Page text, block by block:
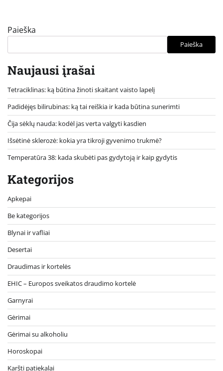
Paieška
Paieška
Naujausi įrašai
Tetraciklinas: ką būtina žinoti skaitant vaisto lapelį
Padidėjęs bilirubinas: ką tai reiškia ir kada būtina sunerimti
Čija sėklų nauda: kodėl jas verta valgyti kasdien
Išsėtinė sklerozė: kokia yra tikroji gyvenimo trukmė?
Temperatūra 38: kada skubėti pas gydytoją ir kaip gydytis
Kategorijos
Apkepai
Be kategorijos
Blynai ir vafliai
Desertai
Draudimas ir kortelės
EHIC – Europos sveikatos draudimo kortelė
Garnyrai
Gėrimai
Gėrimai su alkoholiu
Horoskopai
Karšti patiekalai